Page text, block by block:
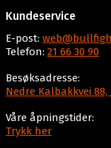
Kundeservice
E-post:
Telefon: 21 66 30 90
Besøksadresse:
Nedre Kalbakkvei 88,
Våre åpningstider:
Trykk her